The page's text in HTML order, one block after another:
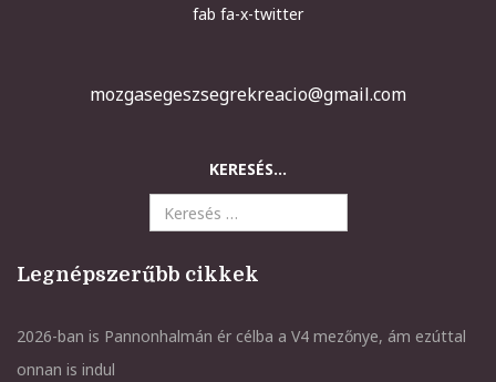
fab fa-x-twitter
mozgasegeszsegrekreacio@gmail.com
KERESÉS...
Legnépszerűbb cikkek
2026-ban is Pannonhalmán ér célba a V4 mezőnye, ám ezúttal
onnan is indul